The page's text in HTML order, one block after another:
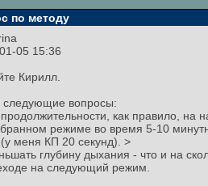
по методу
05 15:36
Кирилл.
следующие вопросы:
как правило, на
режиме во время 5-10
меня КП 20 секунд). >
глубину дыхания - что и на
на следующий режим.